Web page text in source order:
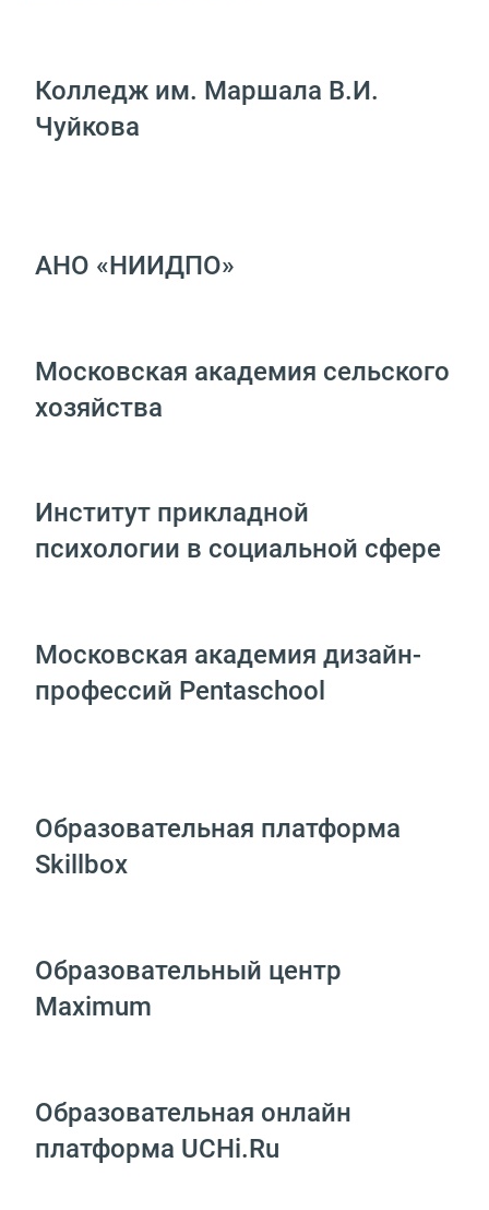
Колледж им. Маршала В.И.
Чуйкова
АНО «НИИДПО»
Московская академия сельского
хозяйства
Институт прикладной
психологии в социальной сфере
Московская академия дизайн-
профессий Pentaschool
Образовательная платформа
Skillbox
Образовательный центр
Maximum
Образовательная онлайн
платформа UCHi.Ru